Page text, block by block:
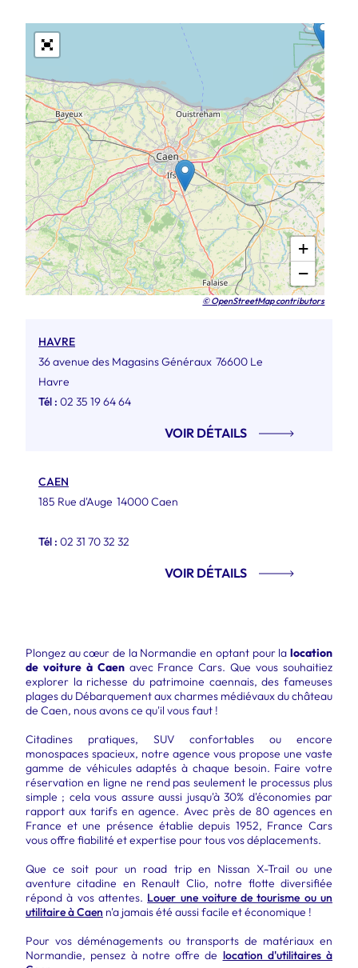
+
−
© OpenStreetMap contributors
HAVRE
36 avenue des Magasins Généraux 76600 Le
Havre
Tél : 02 35 19 64 64
VOIR DÉTAILS
CAEN
185 Rue d'Auge 14000 Caen
Tél : 02 31 70 32 32
VOIR DÉTAILS
Plongez au cœur de la Normandie en optant pour la location
de voiture à Caenavec France Cars. Que vous souhaitiez
explorer la richesse du patrimoine caennais, des fameuses
plages du Débarquement aux charmes médiévaux du château
de Caen, nous avons ce qu'il vous faut !
Citadines pratiques, SUV confortables ou encore
monospaces spacieux, notre agence vous propose une vaste
gamme de véhicules adaptés à chaque besoin. Faire votre
réservation en ligne ne rend pas seulement le processus plus
simple ; cela vous assure aussi jusqu'à 30% d'économies par
rapport aux tarifs en agence. Avec près de 80 agences en
France et une présence établie depuis 1952, France Cars
vous offre fiabilité et expertise pour tous vos déplacements.
Que ce soit pour un road trip en Nissan X-Trail ou une
aventure citadine en Renault Clio, notre flotte diversifiée
répond à vos attentes. Louer une voiture de tourisme ou un
utilitaire à Caen n'a jamais été aussi facile et économique !
Pour vos déménagements ou transports de matériaux en
Normandie, pensez à notre offre de location d'utilitaires à